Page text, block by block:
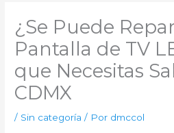
¿Se Puede
Pantalla de TV
que Necesitas
CDMX
/ Sin categoría / Por dmccol